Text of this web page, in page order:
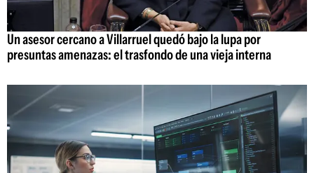
Un asesor cercano a Villarruel quedó bajo la lupa por
presuntas amenazas: el trasfondo de una vieja interna